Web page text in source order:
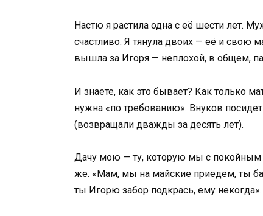
Настю я растила одна с её шести лет.
счастливо. Я тянула двоих — её и свою
вышла за Игоря — неплохой, в общем,
И знаете, как это бывает? Как только
нужна «по требованию». Внуков
(возвращали дважды за десять лет).
Дачу мою — ту, которую мы с покойным
же. «Мам, мы на майские приедем, ты
ты Игорю забор подкрась, ему некогда».